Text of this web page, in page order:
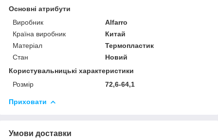
Основні атрибути
Виробник
Alfarro
Країна виробник
Китай
Матеріал
Термопластик
Стан
Новий
Користувальницькі характеристики
Розмір
72,6-64,1
Приховати
Умови доставки